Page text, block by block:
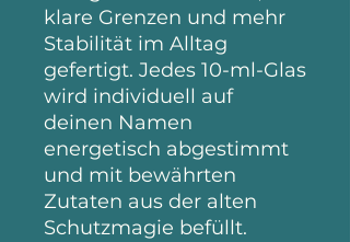
klare Grenzen und mehr
Stabilität im Alltag
gefertigt. Jedes 10-ml-Glas
wird individuell auf
deinen Namen
energetisch abgestimmt
und mit bewährten
Zutaten aus der alten
Schutzmagie befüllt.